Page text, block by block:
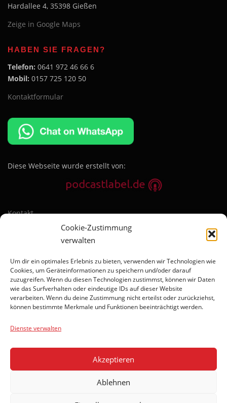
Cookie-Zustimmung
verwalten
Um dir ein optimales Erlebnis zu bieten, verwenden wir Technologien wie
Cookies, um Geräteinformationen zu speichern und/oder darauf
zuzugreifen. Wenn du diesen Technologien zustimmst, können wir Daten
wie das Surfverhalten oder eindeutige IDs auf dieser Website
verarbeiten. Wenn du deine Zustimmung nicht erteilst oder zurückziehst,
können bestimmte Merkmale und Funktionen beeinträchtigt werden.
Dienste verwalten
Akzeptieren
Ablehnen
Hardallee 4, 35398 Gießen
Zeige in Google Maps
HABEN SIE FRAGEN?
Telefon: 0641 972 46 66 6
Mobil: 0157 725 120 50
Kontaktformular
Diese Webseite wurde erstellt von:
Kontakt
Datenschutzerklärung